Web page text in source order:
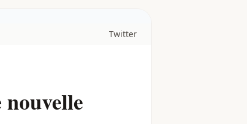
Twitter